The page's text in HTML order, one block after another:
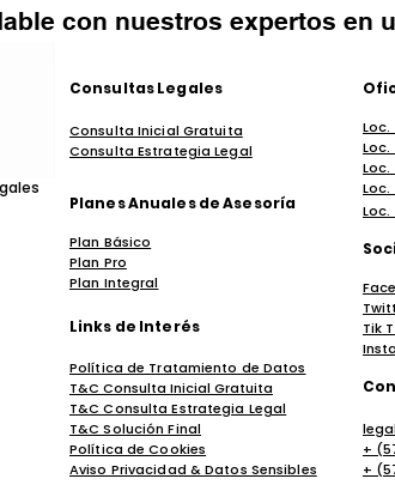
con nuestros expertos en
Consultas Legales
Consulta Inicial Gratuita
Consulta Estrategia Legal
Planes Anuales de Asesoría
Plan Básico
Plan Pro
Plan Integral
Links de Interés
Política de Tratamiento de Datos
T&C Consulta Inicial Gratuita
T&C Consulta Estrategia Legal
T&C Solución Final
Política de Cookies
Aviso Privacidad & Datos Sensibles
Loc.
Loc.
Tik
+
+